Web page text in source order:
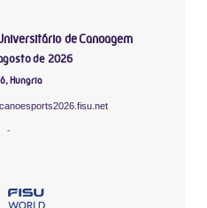
de Canoagem
de 2026
Hungria
-